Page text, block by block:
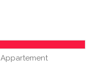
Appartement